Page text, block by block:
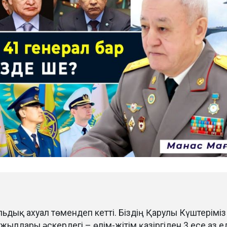
ахуал төмендеп кетті. Біздің Қарулы Күштеріміз